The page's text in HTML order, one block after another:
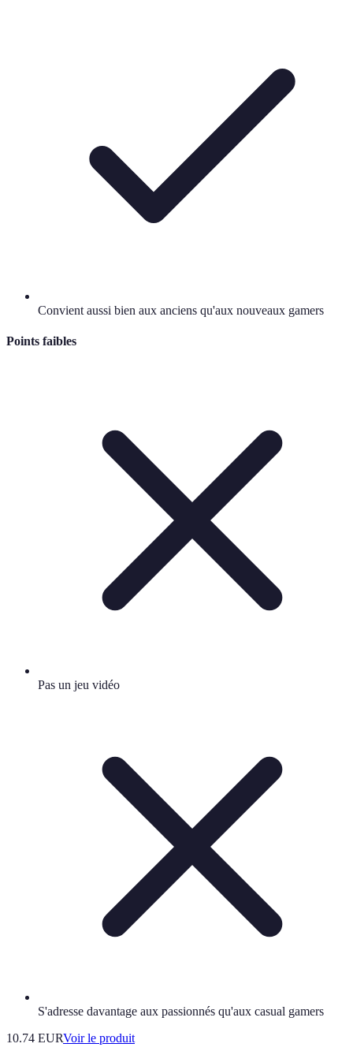
Convient aussi bien aux anciens qu'aux nouveaux gamers
Points faibles
Pas un jeu vidéo
S'adresse davantage aux passionnés qu'aux casual gamers
10.74 EURVoir le produit